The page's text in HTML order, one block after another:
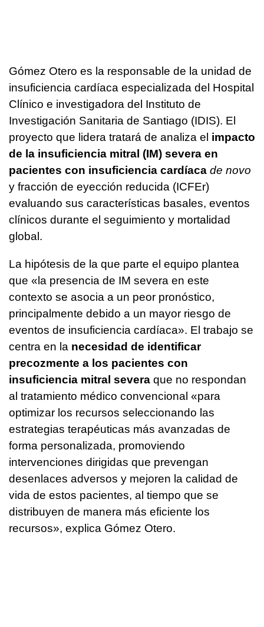
Gómez Otero es la responsable de la unidad de
insuficiencia cardíaca especializada del Hospital
Clínico e investigadora del Instituto de
Investigación Sanitaria de Santiago (IDIS). El
proyecto que lidera tratará de analiza el impacto
de la insuficiencia mitral (IM) severa en
pacientes con insuficiencia cardíaca de novo
y fracción de eyección reducida (ICFEr)
evaluando sus características basales, eventos
clínicos durante el seguimiento y mortalidad
global.
La hipótesis de la que parte el equipo plantea
que «la presencia de IM severa en este
contexto se asocia a un peor pronóstico,
principalmente debido a un mayor riesgo de
eventos de insuficiencia cardíaca». El trabajo se
centra en la necesidad de identificar
precozmente a los pacientes con
insuficiencia mitral severa que no respondan
al tratamiento médico convencional «para
optimizar los recursos seleccionando las
estrategias terapéuticas más avanzadas de
forma personalizada, promoviendo
intervenciones dirigidas que prevengan
desenlaces adversos y mejoren la calidad de
vida de estos pacientes, al tiempo que se
distribuyen de manera más eficiente los
recursos», explica Gómez Otero.